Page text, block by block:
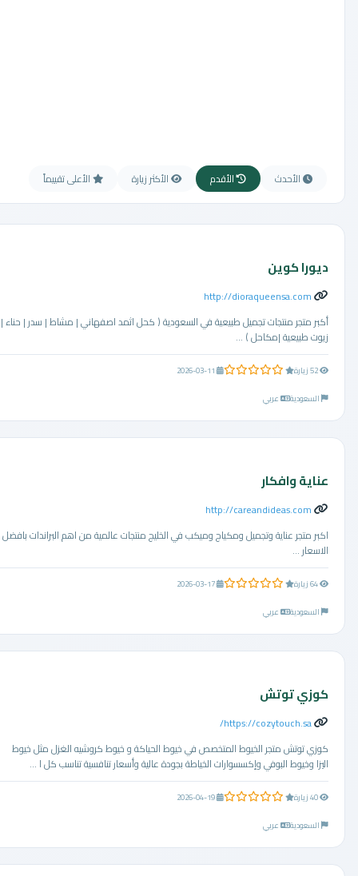
الأحدث الأقدم الأكثر زيارة الأعلى تقييماً
ديورا كوين
http://dioraqueensa.com
أكبر متجر منتجات تجميل طبيعية في السعودية ( كحل اثمد اصفهاني | مشاط | سدر | حناء |
زيوت طبيعية |مكاحل ) ...
0.0 من 5 نجوم
2026-03-11
السعودية
عربي
عناية وافكار
http://careandideas.com
اكبر متجر عناية وتجميل ومكياج وميكب في الخليج منتجات عالمية من اهم البراندات بافضل
الاسعار ...
0.0 من 5 نجوم
2026-03-17
السعودية
عربي
كوزي توتش
https://cozytouch.sa/
كوزي توتش متجر الخيوط المتخصص في خيوط الحياكة و خيوط كروشيه الغزل مثل خيوط
اليزا وخيوط البوفي وإكسسوارات الخياطة بجودة عالية وأسعار تنافسية تناسب كل ا ...
0.0 من 5 نجوم
2026-04-19
السعودية
عربي